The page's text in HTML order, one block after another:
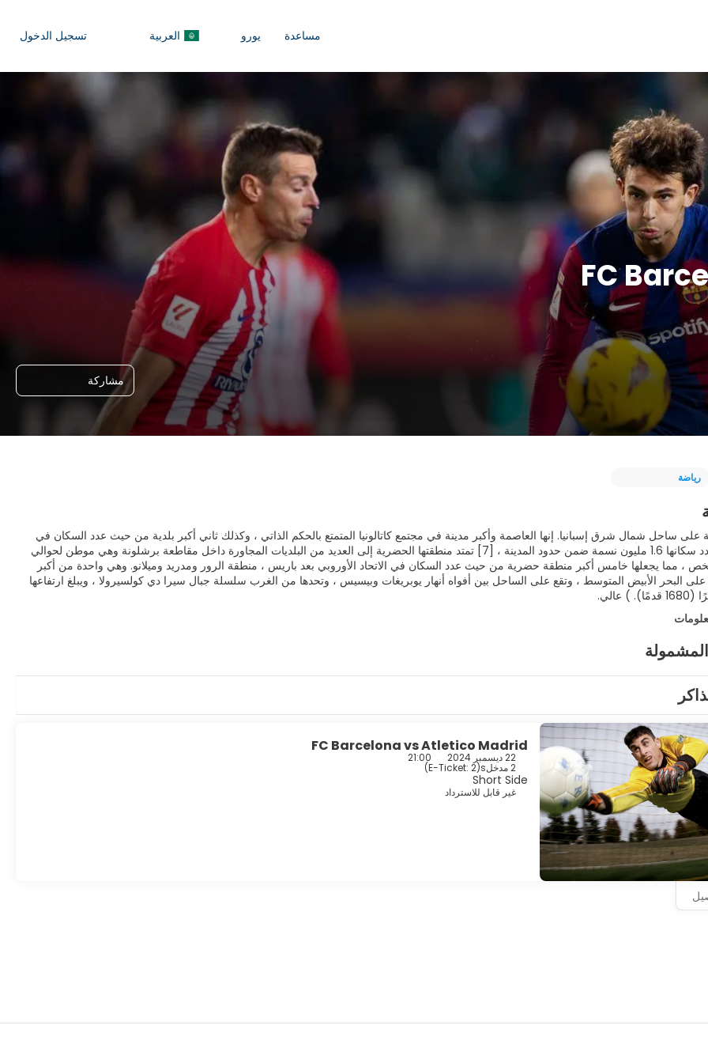
مساعدة يورو العربية تسجيل الدخول
FC
مشاركة
رياضة
على ساحل شمال شرق إسبانيا. إنها العاصمة وأكبر مدينة في مجتمع كاتالونيا المتمتع بالحكم الذاتي ، وكذلك ثاني أكبر بلدية من حيث عدد السكان في
إسبانيا. يبلغ عدد سكانها 1.6 مليون نسمة ضمن حدود المدينة ، [7] تمتد منطقتها الحضرية إلى العديد من البلديات المجاورة داخل مقاطعة برشلونة وهي موطن لحوالي
، مما يجعلها خامس أكبر منطقة حضرية من حيث عدد السكان في الاتحاد الأوروبي بعد باريس ، منطقة الرور ومدريد وميلانو. وهي واحدة من أكبر
البحر الأبيض المتوسط ، وتقع على الساحل بين أفواه أنهار يوبريغات وبيسيس ، وتحدها من الغرب سلسلة جبال سيرا دي كولسيرولا ، ويبلغ ارتفاعها
FC Barcelona vs Atletico Madrid
22 ديسمبر 2024 21:00
2 مدخلs (
E-Ticket: 2
)
Short Side
غير قابل للاسترداد